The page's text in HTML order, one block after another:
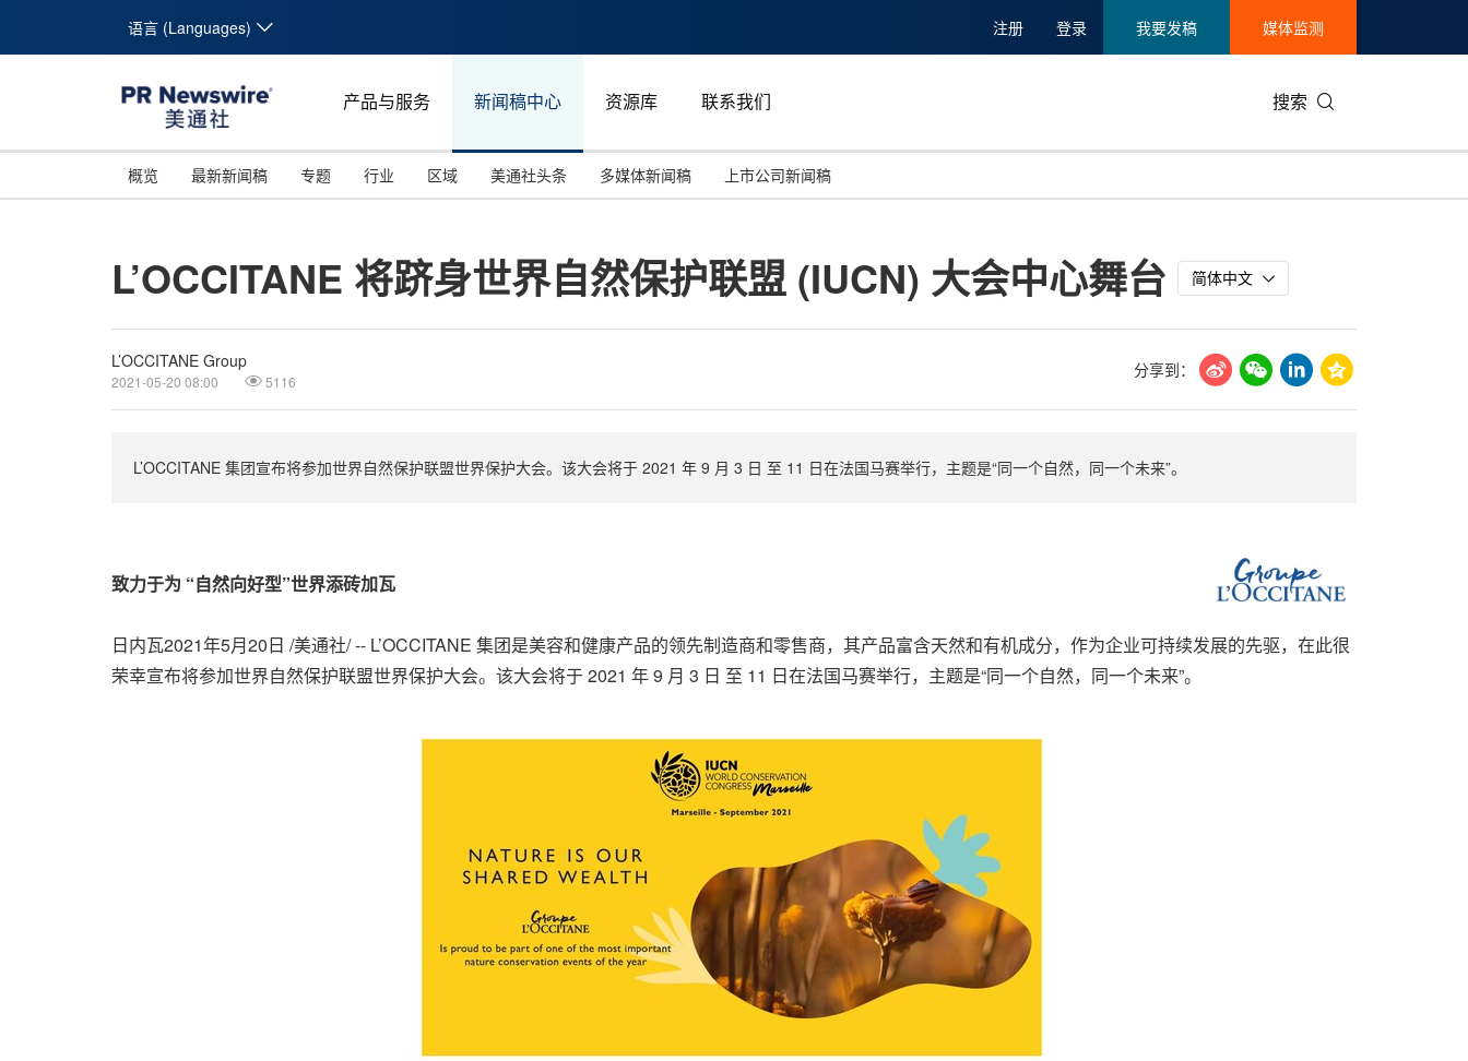
语言 (Languages) 注册 登录 我要发稿 媒体监测
产品与服务 新闻稿中心 资源库 联系我们 搜索
概览 最新新闻稿 专题
投资并购
碳中和
美国临床肿瘤学会(ASCO)
行业
能源化工与环保
娱乐时尚与艺术
区域
马来西亚
新加坡
美通社头条 多媒体新闻稿 上市公司新闻稿
L’OCCITANE 将跻身世界自然保护联盟 (IUCN) 大会中心舞台 简体中文
L’OCCITANE Group
2021-05-20 08:00 5116
分享到：
L’OCCITANE 集团宣布将参加世界自然保护联盟世界保护大会。该大会将于 2021 年 9 月 3 日 至 11 日在法国马赛举行，主题是“同一个自然，同一个未来”。
致力于为 “自然向好型”世界添砖加瓦
日内瓦2021年5月20日 /美通社/ -- L’OCCITANE 集团是美容和健康产品的领先制造商和零售商，其产品富含天然和有机成分，作为企业可持续发展的先驱，在此很
荣幸宣布将参加世界自然保护联盟世界保护大会。该大会将于 2021 年 9 月 3 日 至 11 日在法国马赛举行，主题是“同一个自然，同一个未来”。